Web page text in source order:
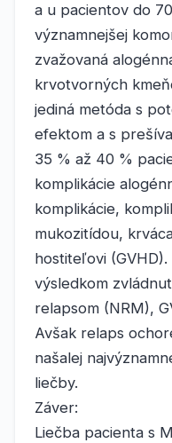
a u pacientov do
významnejšej
zvažovaná
krvotvorných
jediná metóda s
efektom a s
35 % až 40 %
komplikácie
komplikácie,
mukozitídou,
hostiteľovi
výsledkom
relapsom (NRM),
Avšak relaps
našalej
liečby.
Záver:
Liečba pacienta s